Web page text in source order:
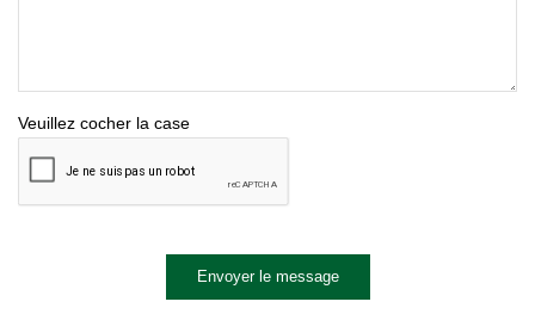
Veuillez cocher la case
Envoyer le message